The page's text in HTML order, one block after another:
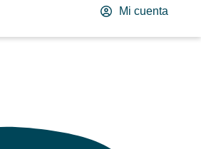
Mi cuenta